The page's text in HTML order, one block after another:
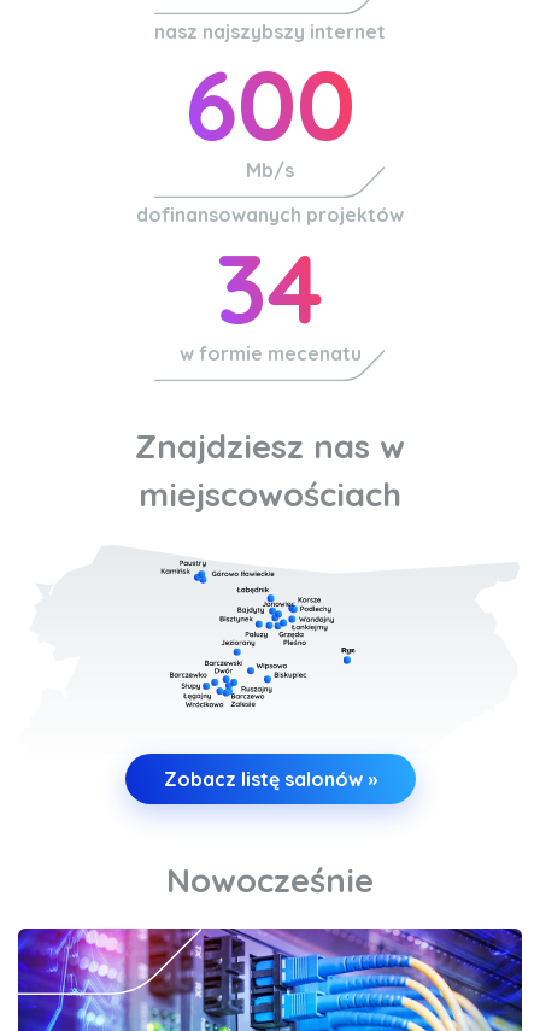
nasz najszybszy internet
600
Mb/s
dofinansowanych projektów
34
w formie mecenatu
Znajdziesz nas w
miejscowościach
Zobacz listę salonów »
Nowocześnie